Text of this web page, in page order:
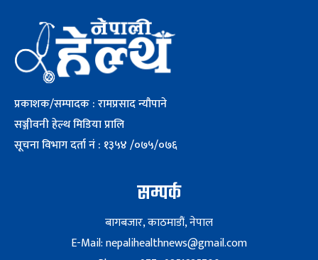
प्रकाशक/सम्पादक : रामप्रसाद न्यौपाने
सञ्जीवनी हेल्थ मिडिया प्रालि
सूचना विभाग दर्ता नं : १३५४ /०७५/०७६
सम्पर्क
बागबजार, काठमाडौं, नेपाल
E-Mail: nepalihealthnews@gmail.com